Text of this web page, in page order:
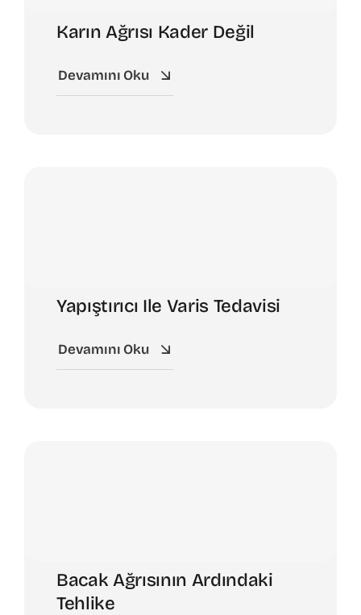
Karın Ağrısı Kader Değil
Devamını Oku
Yapıştırıcı Ile Varis Tedavisi
Devamını Oku
Bacak Ağrısının Ardındaki
Tehlike